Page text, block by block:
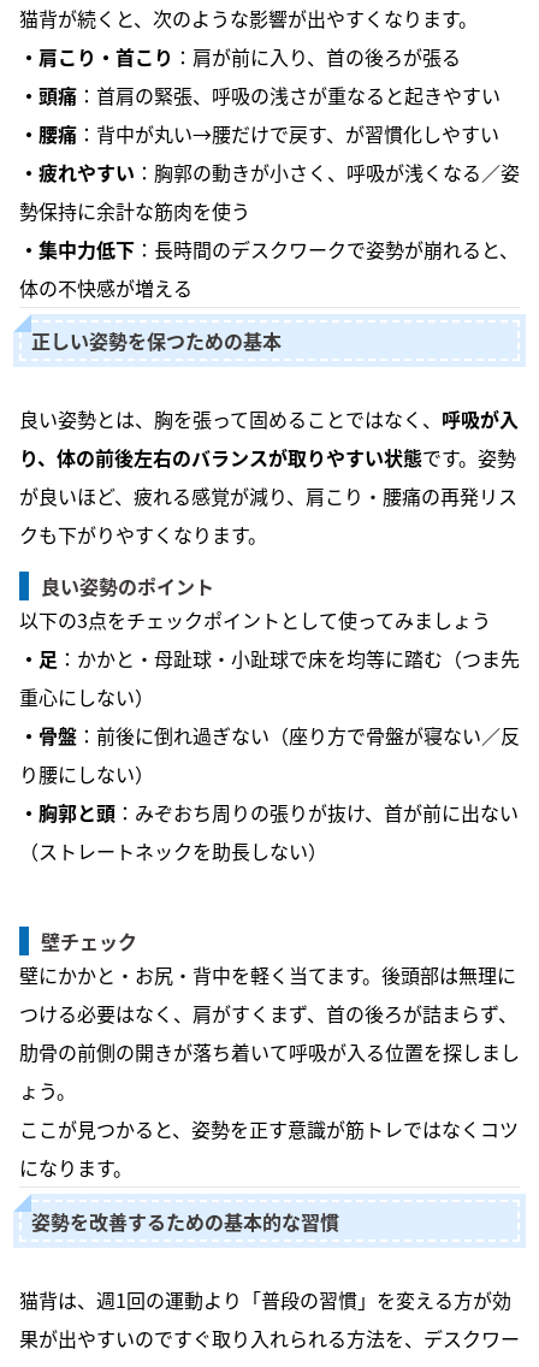
猫背が続くと、次のような影響が出やすくなります。
・肩こり・首こり ：肩が前に入り、首の後ろが張る
・頭痛 ：首肩の緊張、呼吸の浅さが重なると起きやすい
・腰痛 ：背中が丸い→腰だけで戻す、が習慣化しやすい
・疲れやすい ：胸郭の動きが小さく、呼吸が浅くなる／姿
勢保持に余計な筋肉を使う
・集中力低下 ：長時間のデスクワークで姿勢が崩れると、
体の不快感が増える
正しい姿勢を保つための基本
良い姿勢とは、胸を張って固めることではなく、 呼吸が入
り、体の前後左右のバランスが取りやすい状態です。姿勢
が良いほど、疲れる感覚が減り、肩こり・腰痛の再発リス
クも下がりやすくなります。
良い姿勢のポイント
以下の3点をチェックポイントとして使ってみましょう
・足 ：かかと・母趾球・小趾球で床を均等に踏む（つま先
重心にしない）
・骨盤 ：前後に倒れ過ぎない（座り方で骨盤が寝ない／反
り腰にしない）
・胸郭と頭 ：みぞおち周りの張りが抜け、首が前に出ない
（ストレートネックを助長しない）
壁チェック
壁にかかと・お尻・背中を軽く当てます。後頭部は無理に
つける必要はなく、肩がすくまず、首の後ろが詰まらず、
肋骨の前側の開きが落ち着いて呼吸が入る位置を探しまし
ょう。
ここが見つかると、姿勢を正す意識が筋トレではなくコツ
になります。
姿勢を改善するための基本的な習慣
猫背は、週1回の運動より「普段の習慣」を変える方が効
果が出やすいのですぐ取り入れられる方法を、デスクワー